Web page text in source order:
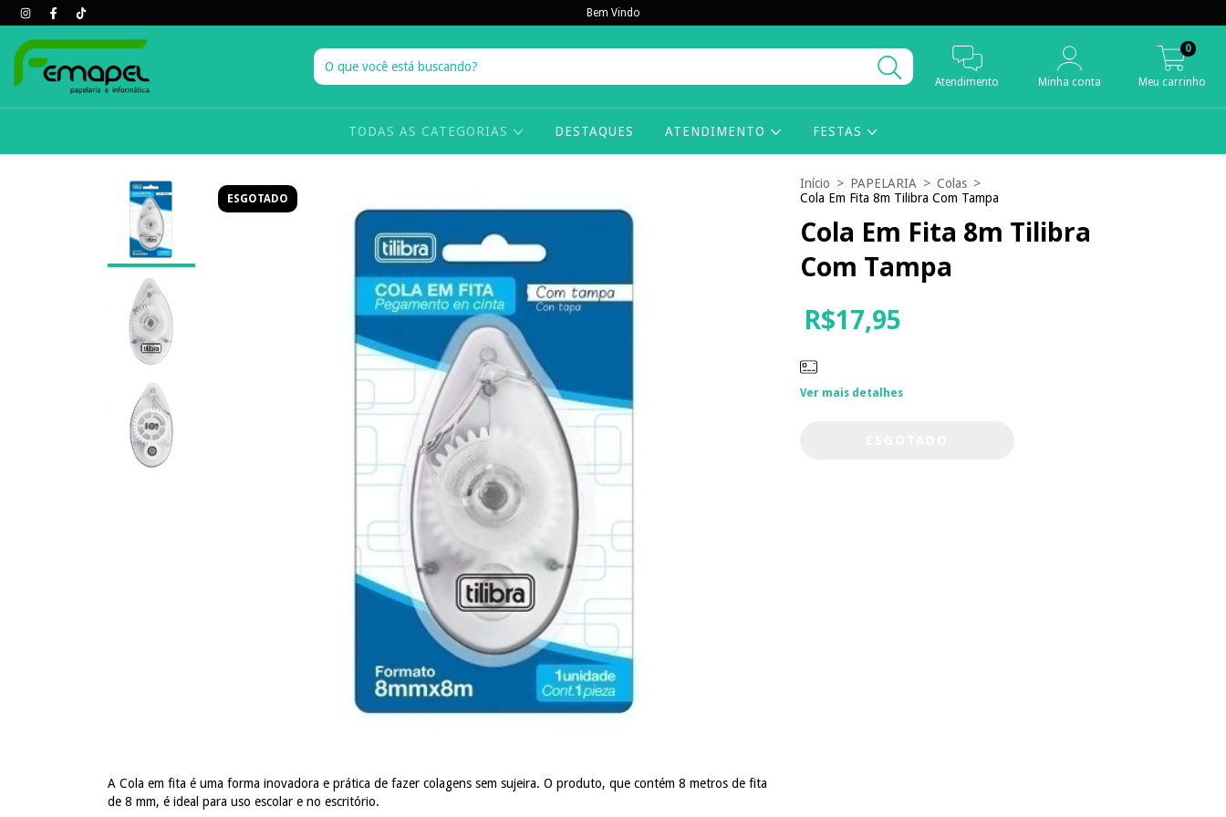
Bem Vindo
Atendimento Minha conta Meu carrinho
0
TODAS AS CATEGORIAS DESTAQUES ATENDIMENTO FESTAS
ESGOTADO
A Cola em fita é uma forma inovadora e prática de fazer colagens sem sujeira. O produto, que contém 8 metros de fita
de 8 mm, é ideal para uso escolar e no escritório.
Início > PAPELARIA > Colas >
Cola Em Fita 8m Tilibra Com Tampa
Cola Em Fita 8m Tilibra
Com Tampa
R$17,95
Ver mais detalhes